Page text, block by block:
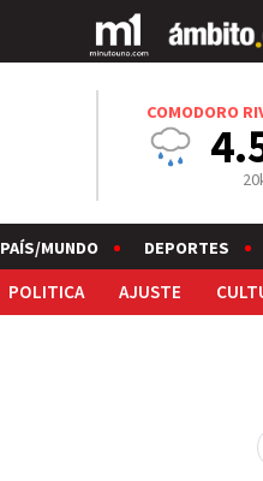
COMODORO
PAÍS/MUNDO DEPORTES
POLITICA AJUSTE